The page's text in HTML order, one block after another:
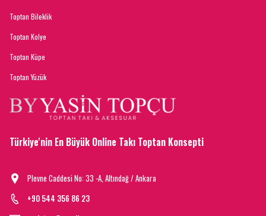
Toptan Bileklik
Toptan Kolye
Toptan Küpe
Toptan Yüzük
Türkiye'nin En Büyük Online Takı Toptan Konsepti
Plevne Caddesi No: 33 -A, Altındağ / Ankara
+90 544 356 86 23